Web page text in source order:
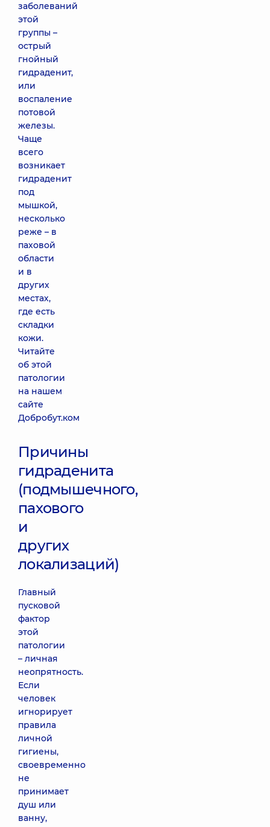
заболеваний
этой
группы –
острый
гнойный
гидраденит,
или
воспаление
потовой
железы.
Чаще
всего
возникает
гидраденит
под
мышкой,
несколько
реже – в
паховой
области
и в
других
местах,
где есть
складки
кожи.
Читайте
об этой
патологии
на нашем
сайте
Добробут.ком
Причины
гидраденита
(подмышечного,
пахового
и
других
локализаций)
Главный
пусковой
фактор
этой
патологии
– личная
неопрятность.
Если
человек
игнорирует
правила
личной
гигиены,
своевременно
не
принимает
душ или
ванну,